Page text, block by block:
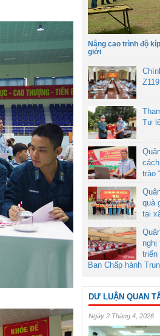
Nâng cao trình độ
giới
Z119
Tư
trào
quà
tại
nghị
triển
Ban Chấp hành
DƯ LUẬN QUAN
Ngày 2 Tháng 4, 2026